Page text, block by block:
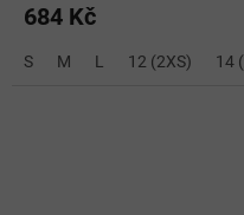
684 Kč
S M L 12 (2XS) 14